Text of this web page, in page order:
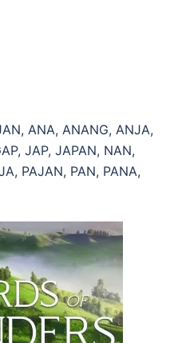
ANA, ANANG, ANJA,
JAP, JAPAN, NAN,
PAJAN, PAN, PANA,